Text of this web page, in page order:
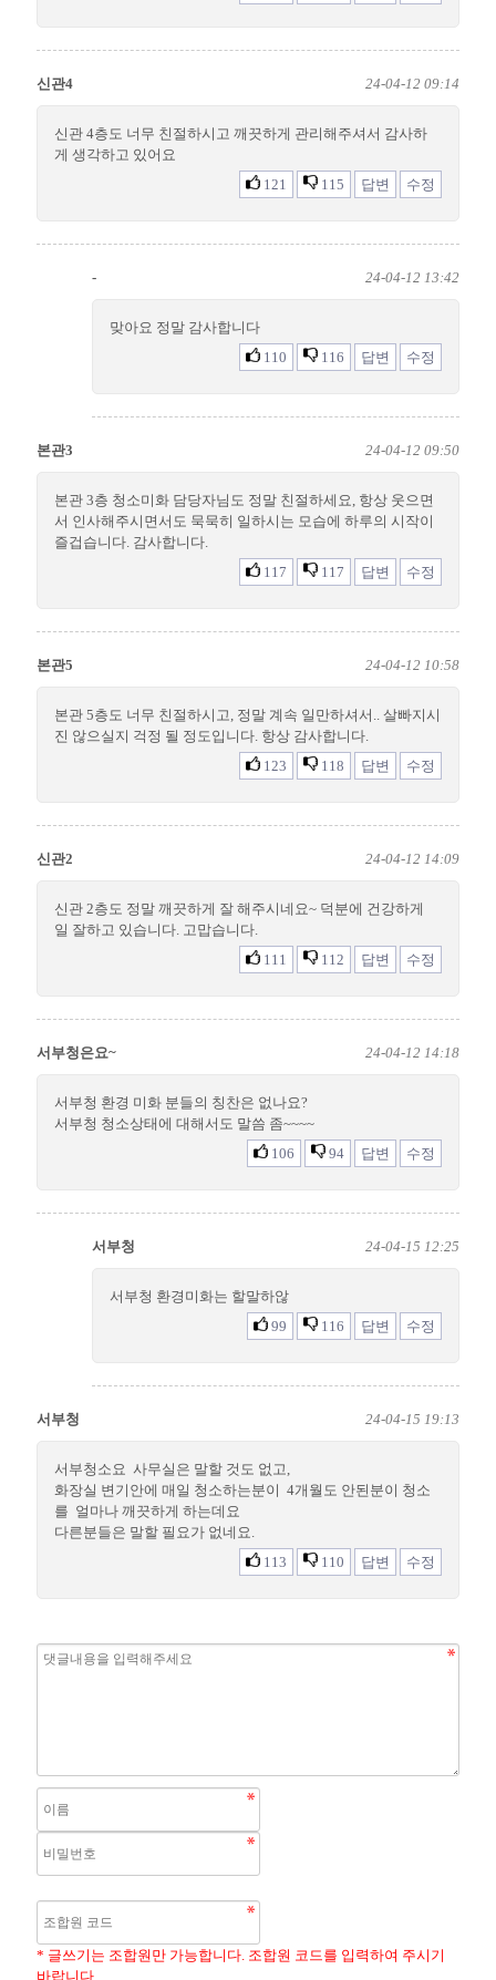
신관4 24-04-12 09:14
신관 4층도 너무 친절하시고 깨끗하게 관리해주셔서 감사하
게 생각하고 있어요
121
115 답변 수정
- 24-04-12 13:42
맞아요 정말 감사합니다
110
116 답변 수정
본관3 24-04-12 09:50
본관 3층 청소미화 담당자님도 정말 친절하세요, 항상 웃으면
서 인사해주시면서도 묵묵히 일하시는 모습에 하루의 시작이
즐겁습니다. 감사합니다.
117
117 답변 수정
본관5 24-04-12 10:58
본관 5층도 너무 친절하시고, 정말 계속 일만하셔서.. 살빠지시
진 않으실지 걱정 될 정도입니다. 항상 감사합니다.
123
118 답변 수정
신관2 24-04-12 14:09
신관 2층도 정말 깨끗하게 잘 해주시네요~ 덕분에 건강하게
일 잘하고 있습니다. 고맙습니다.
111
112 답변 수정
서부청은요~ 24-04-12 14:18
서부청 환경 미화 분들의 칭찬은 없나요?
서부청 청소상태에 대해서도 말씀 좀~~~~
106
94 답변 수정
서부청 24-04-15 12:25
서부청 환경미화는 할말하않
99
116 답변 수정
서부청 24-04-15 19:13
서부청소요 사무실은 말할 것도 없고,
화장실 변기안에 매일 청소하는분이 4개월도 안된분이 청소
를 얼마나 깨끗하게 하는데요
다른분들은 말할 필요가 없네요.
113
110 답변 수정
* 글쓰기는 조합원만 가능합니다. 조합원 코드를 입력하여 주시기
바랍니다.